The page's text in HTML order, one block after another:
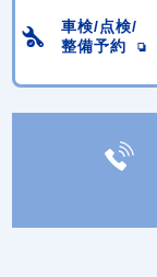
車検/点検/
整備予約